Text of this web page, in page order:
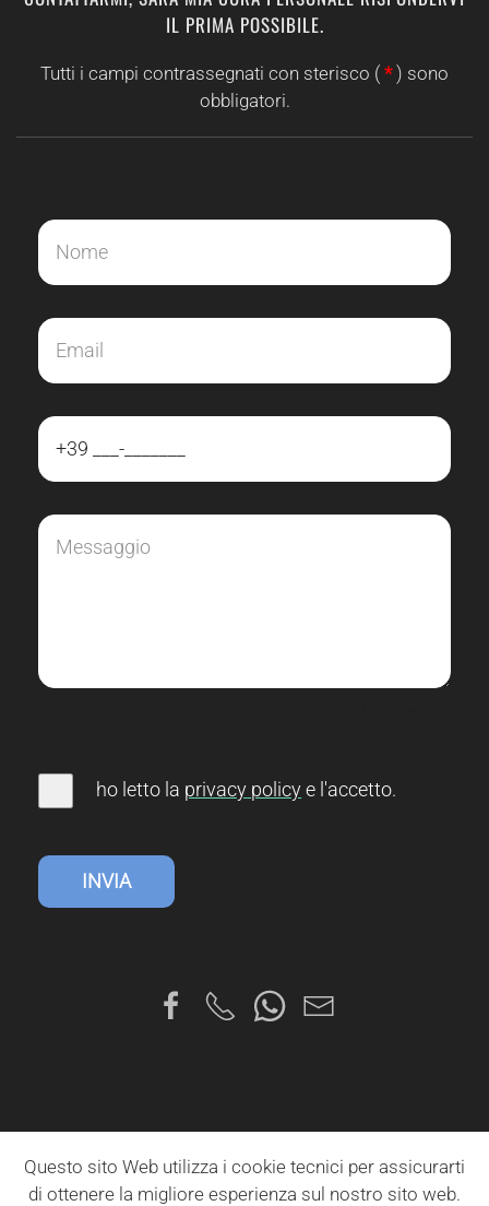
IL PRIMA POSSIBILE.
Tutti i campi contrassegnati con sterisco ( *) sono
obbligatori.
ho letto la privacy policye l'accetto.
INVIA
Questo sito Web utilizza i cookie tecnici per assicurarti
di ottenere la migliore esperienza sul nostro sito web.